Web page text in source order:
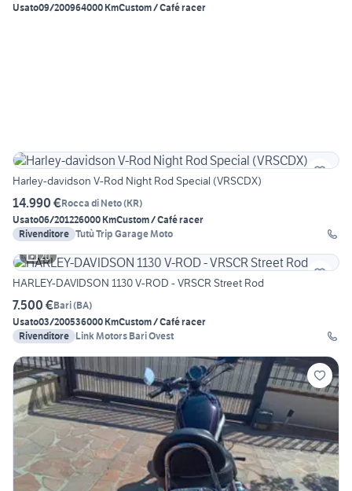
Usato09/200964000 KmCustom / Café racer
Harley-davidson V-Rod Night Rod Special (VRSCDX)
14.990 €Rocca di Neto(KR)
Usato06/201226000 KmCustom / Café racer
Rivenditore Tutù Trip Garage Moto
20
HARLEY-DAVIDSON 1130 V-ROD - VRSCR Street Rod
7.500 €Bari(BA)
Usato03/200536000 KmCustom / Café racer
Rivenditore Link Motors Bari Ovest